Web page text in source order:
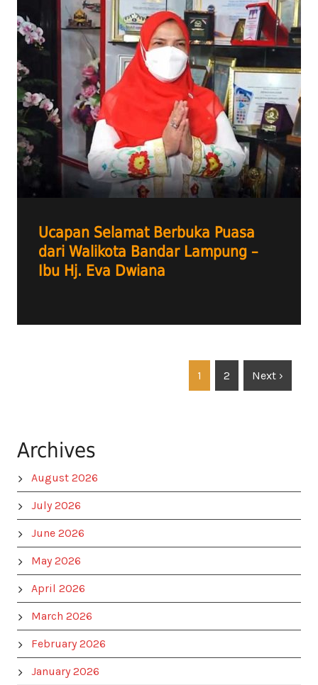
Ucapan Selamat Berbuka Puasa
dari Walikota Bandar Lampung –
Ibu Hj. Eva Dwiana
1 2 Next ›
Archives
August 2026
July 2026
June 2026
May 2026
April 2026
March 2026
February 2026
January 2026